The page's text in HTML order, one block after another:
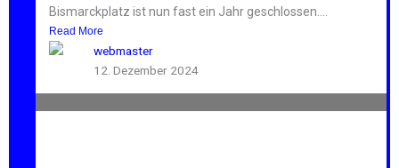
Bismarckplatz ist nun fast ein Jahr geschlossen....
Read More
webmaster
12. Dezember 2024